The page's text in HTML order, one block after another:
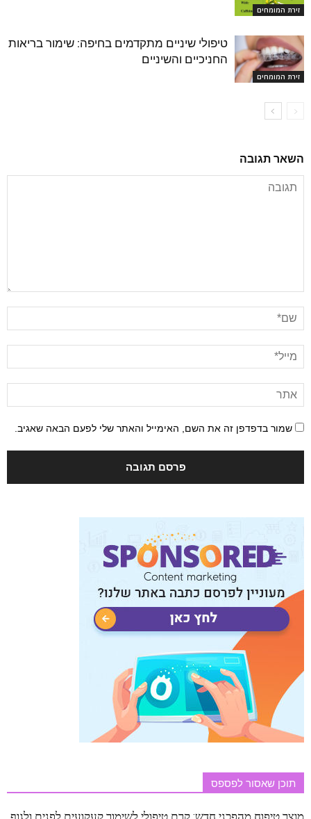
זירת המומחים
זירת המומחים
טיפולי שיניים מתקדמים בחיפה: שימור בריאות
החניכיים והשיניים
השאר תגובה
שמור בדפדפן זה את השם, האימייל והאתר שלי לפעם הבאה שאגיב.
תוכן שאסור לפספס
מוצר טיפוח מהפכני חדש: קרם טיפולי לשימור קעקועים לפנים ולגוף